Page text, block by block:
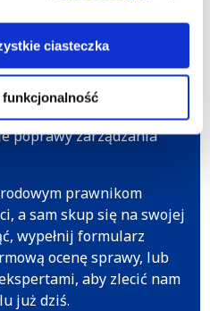
ciasteczka
lub usługi, za które
lokali gospodarczych
poprawy zarządzania
prawnikom
a sam skup się na swojej
wypełnij formularz
ocenę sprawy, lub
aby zlecić nam
już dziś.